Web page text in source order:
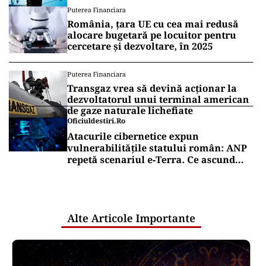
Puterea Financiara
România, țara UE cu cea mai redusă
alocare bugetară pe locuitor pentru
cercetare și dezvoltare, în 2025
Puterea Financiara
Transgaz vrea să devină acționar la
dezvoltatorul unui terminal american
de gaze naturale lichefiate
Oficiuldestiri.ro
Atacurile cibernetice expun
vulnerabilitățile statului român: ANP
repetă scenariul e‑Terra. Ce ascund
Alte Articole Importante